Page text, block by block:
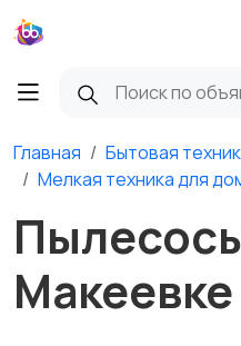
Главная
Бытовая
Мелкая техника для
Макеевке